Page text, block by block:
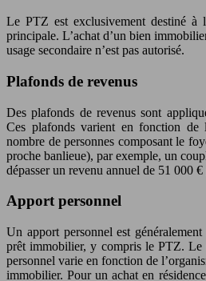
Le PTZ est exclusivement destiné à
principale. L’achat d’un bien
usage secondaire n’est pas autorisé.
Plafonds de revenus
Des plafonds de revenus sont
Ces plafonds varient en fonction de
nombre de personnes composant le
proche banlieue), par exemple, un
dépasser un revenu annuel de 51 000
Apport personnel
Un apport personnel est
prêt immobilier, y compris le PTZ. Le
personnel varie en fonction de
immobilier. Pour un achat en